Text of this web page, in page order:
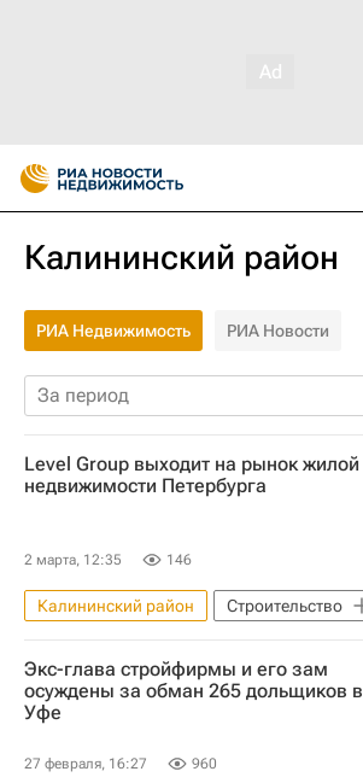
Калининский район
РИА Недвижимость РИА Новости
За период
Level Group выходит на рынок жилой
недвижимости Петербурга
2 марта, 12:35 146
Калининский район
Строительство
Санкт-Петербург
Москва
Вадим Мошкович
Level Group
Русагро
Экс-глава стройфирмы и его зам
осуждены за обман 265 дольщиков в
Уфе
27 февраля, 16:27 960